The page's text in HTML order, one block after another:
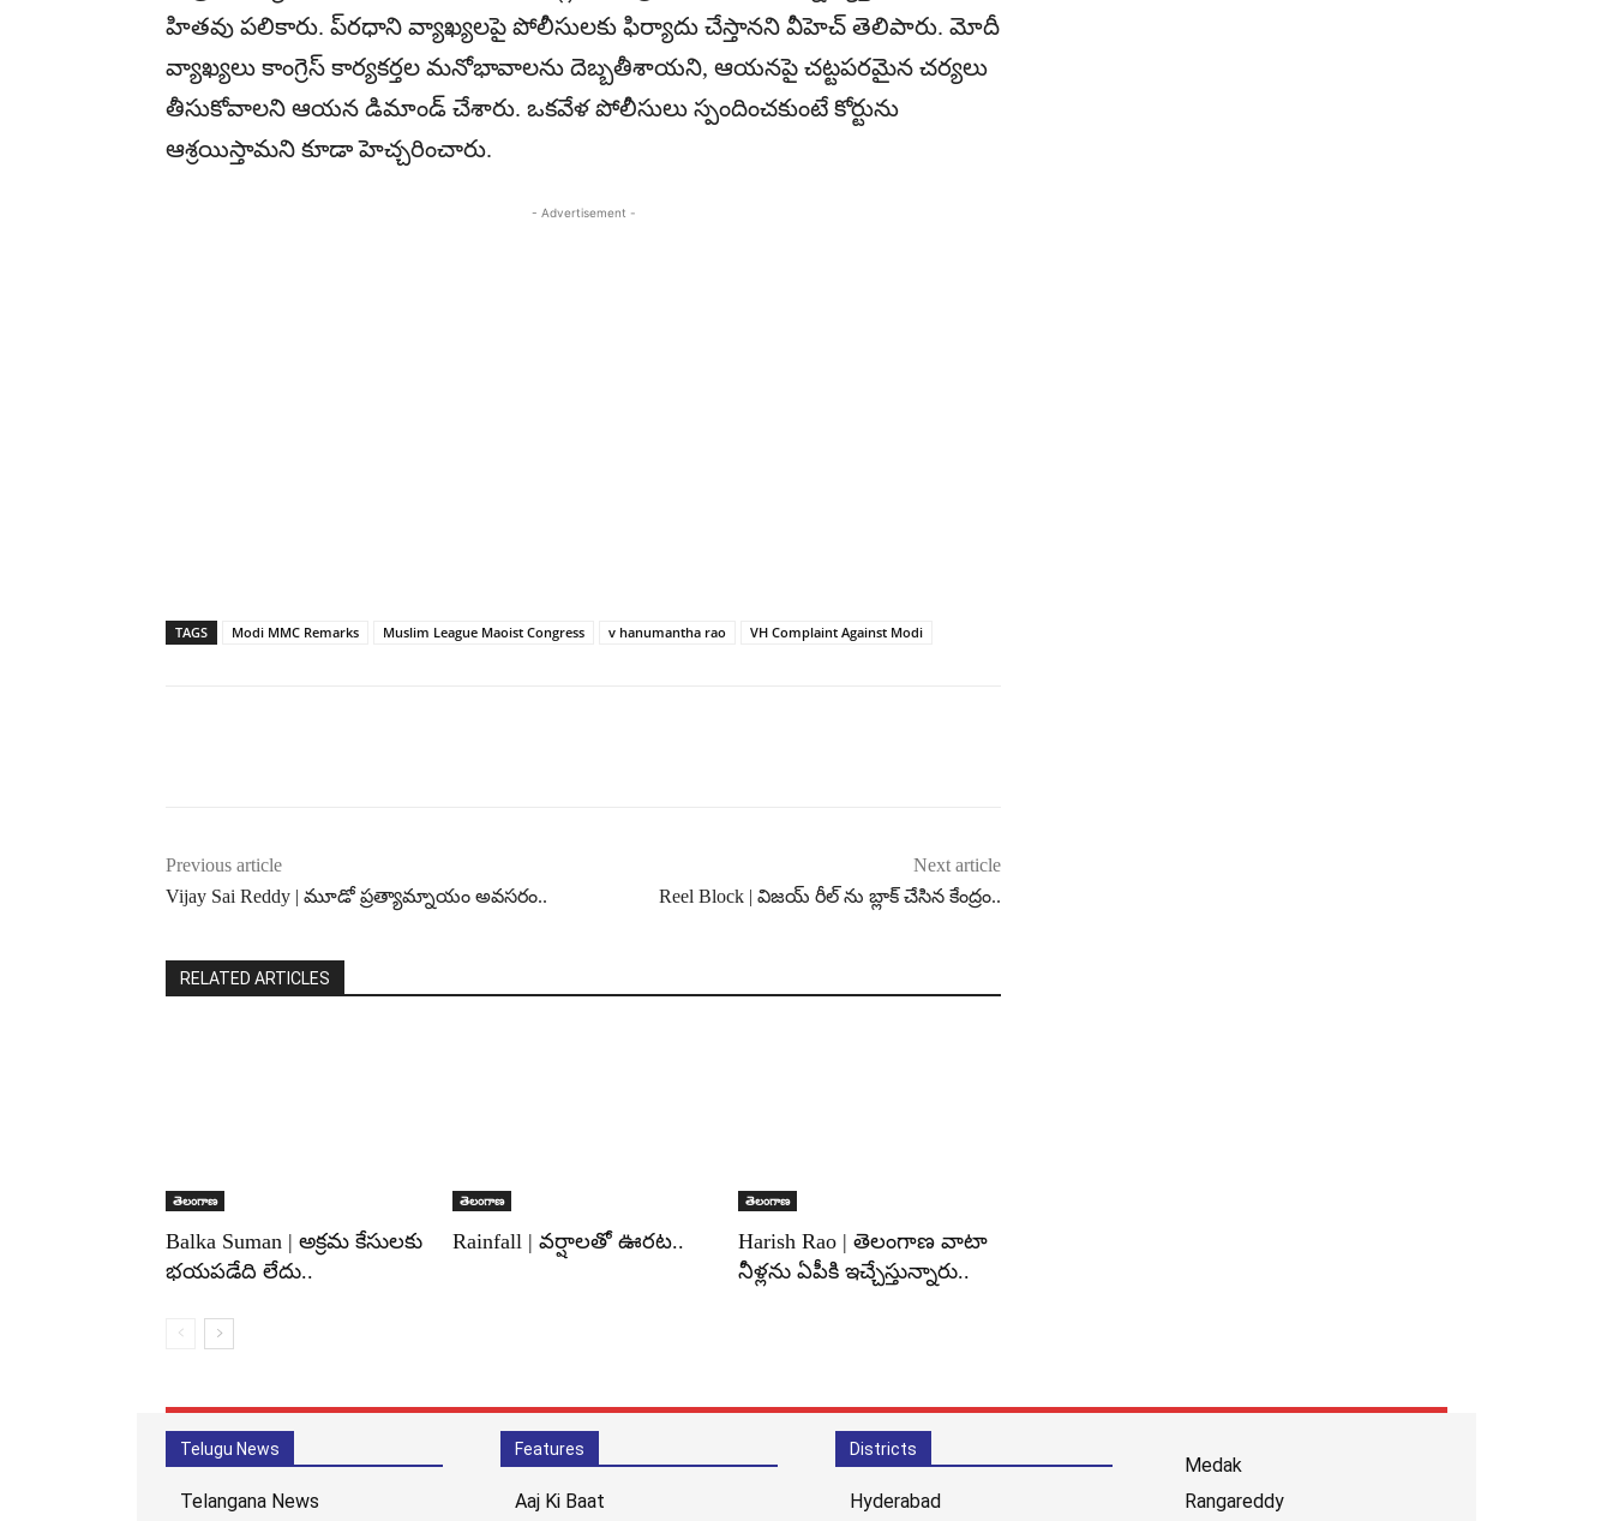
హితవు పలికారు. ప్రధాని వ్యాఖ్యలపై పోలీసులకు ఫిర్యాదు చేస్తానని వీహెచ్ తెలిపారు. మోదీ
వ్యాఖ్యలు కాంగ్రెస్ కార్యకర్తల మనోభావాలను దెబ్బతీశాయని, ఆయనపై చట్టపరమైన చర్యలు
తీసుకోవాలని ఆయన డిమాండ్ చేశారు. ఒకవేళ పోలీసులు స్పందించకుంటే కోర్టును
ఆశ్రయిస్తామని కూడా హెచ్చరించారు.
- Advertisement -
TAGS Modi MMC Remarks Muslim League Maoist Congress v hanumantha rao VH Complaint Against Modi
Previous article
Vijay Sai Reddy | మూడో ప్రత్యామ్నాయం అవసరం..
Next article
Reel Block | విజయ్ రీల్ ను బ్లాక్ చేసిన కేంద్రం..
RELATED ARTICLES
తెలంగాణ
Balka Suman | అక్రమ కేసులకు
భయపడేది లేదు..
తెలంగాణ
Rainfall | వర్షాలతో ఊరట..
తెలంగాణ
Harish Rao | తెలంగాణ వాటా
నీళ్లను ఏపీకి ఇచ్చేస్తున్నారు..
Telugu News
Telangana News
Features
Aaj Ki Baat
Districts
Hyderabad
Medak
Rangareddy